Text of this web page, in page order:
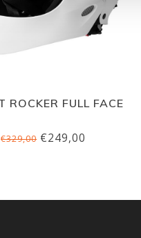
ROCKER FULL FACE
€329,00€249,00